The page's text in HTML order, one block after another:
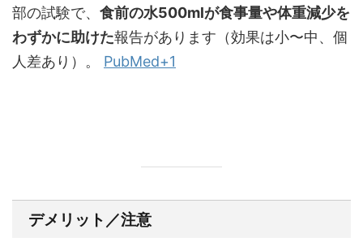
部の試験で、 食前の水500mlが食事量や体重減少を
わずかに助けた報告があります（効果は小〜中、個
人差あり）。 PubMed+1
デメリット／注意